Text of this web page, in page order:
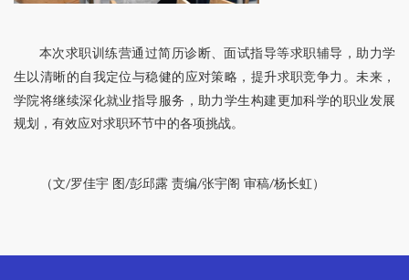
本次求职训练营通过简历诊断、面试指导等求职辅导，助力学
生以清晰的自我定位与稳健的应对策略 ， 提升求职竞争力。未来，
学院将继续深化就业指导服务，助力学生构建更加科学的职业发展
规划，有效应对求职环节中的各项挑战。
（文/罗佳宇 图/彭邱露 责编/张宇阁 审稿/杨长虹）